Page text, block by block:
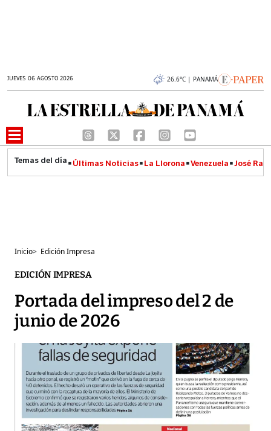
JUEVES 06 AGOSTO 2026 26.6°C | PANAMÁ
Últimas Noticias La Llorona Venezuela José
Inicio> Edición Impresa
EDICIÓN IMPRESA
Portada del impreso del 2 de
junio de 2026